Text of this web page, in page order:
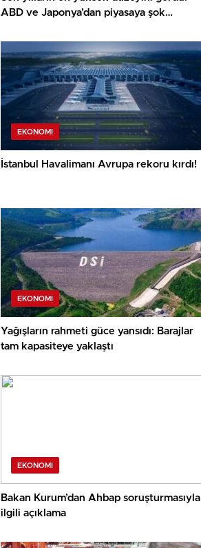
ABD ve Japonya’dan piyasaya şok
EKONOMI
İstanbul Havalimanı Avrupa rekoru kırdı!
EKONOMI
Yağışların rahmeti güce yansıdı: Barajlar
tam kapasiteye yaklaştı
EKONOMI
Bakan Kurum’dan Ahbap soruşturmasıyla
ilgili açıklama